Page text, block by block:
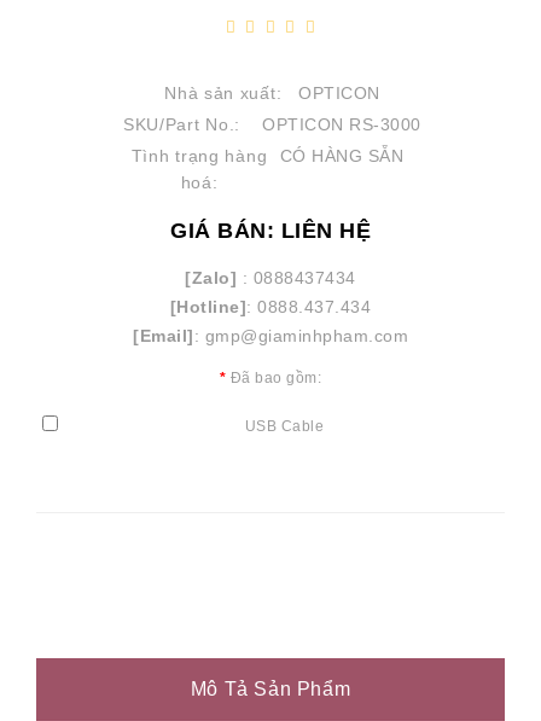
Nhà sản xuất:
OPTICON
SKU/Part No.:
OPTICON RS-3000
Tình trạng hàng
hoá:
CÓ HÀNG SẴN
GIÁ BÁN: LIÊN HỆ
[Zalo] : 0888437434
[Hotline]: 0888.437.434
[Email]: gmp@giaminhpham.com
Đã bao gồm:
USB Cable
Mô Tả Sản Phẩm